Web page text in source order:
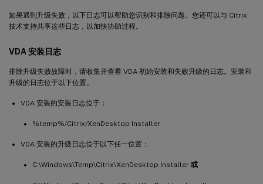
如果遇到升级失败，以下日志可以帮助您识别和排除问题。您还可以与 Citrix
技术支持共享这些日志，以加快协助过程。
VDA 安装日志
排除升级失败故障时，请收集并查看 VDA 初始安装和失败升级的日志。安装和
升级的日志位于以下位置。
VDA 安装的安装日志位于：
%temp%/Citrix/XenDesktop Installer
VDA 安装的升级日志位于以下任一位置：
C:\Windows\Temp\Citrix\XenDesktop Installer 或